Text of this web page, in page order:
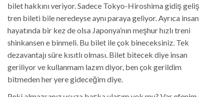
bilet hakkını veriyor. Sadece Tokyo-Hiroshima gidiş geliş
tren bileti bile neredeyse aynı paraya geliyor. Ayrıca insan
hayatında bir kez de olsa Japonya’nın meşhur hızlı treni
shinkansen e binmeli. Bu bilet ile çok bineceksiniz. Tek
dezavantajı süre kısıtlı olması. Bilet bitecek diye insan
geriliyor ve kullanmam lazım diyor, ben çok gerildim
bitmeden her yere gideceğim diye.